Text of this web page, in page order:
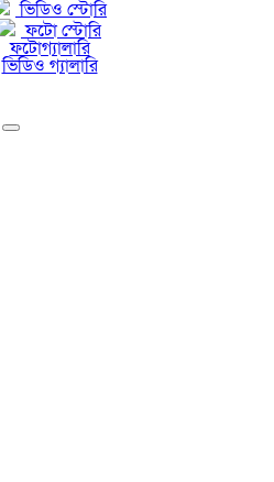
ভিডিও স্টোরি
ফটো স্টোরি
ফটোগ্যালারি
ভিডিও গ্যালারি